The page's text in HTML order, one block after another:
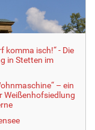
komma isch!“ - Die
in Stetten im
– ein
Weißenhofsiedlung